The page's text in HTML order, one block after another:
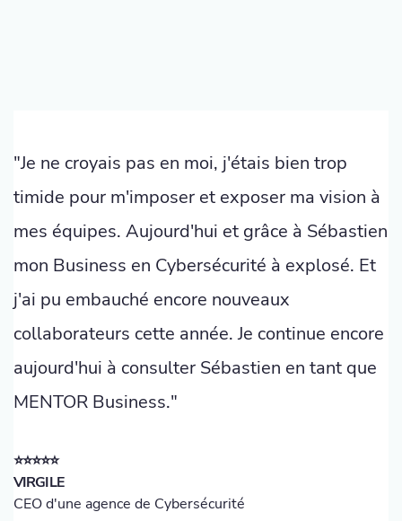
"Je ne croyais pas en moi, j'étais bien trop
timide pour m'imposer et exposer ma vision à
mes équipes. Aujourd'hui et grâce à Sébastien
mon Business en Cybersécurité à explosé. Et
j'ai pu embauché encore nouveaux
collaborateurs cette année. Je continue encore
aujourd'hui à consulter Sébastien en tant que
MENTOR Business."
⭐️⭐️⭐️⭐️⭐️
VIRGILE
CEO d'une agence de Cybersécurité